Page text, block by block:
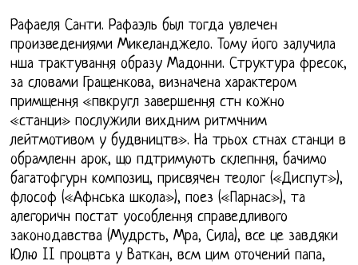
Рафаеля Санти. Рафаэль был тогда увлечен
произведениями Микеланджело. Тому його залучила
нша трактування образу Мадонни. Структура фресок,
за словами Гращенкова, визначена характером
примщення «пвкругл завершення стн кожно
«станци» послужили вихдним ритмчним
лейтмотивом у будвництв». На трьох стнах станци в
обрамленн арок, що пдтримують склепння, бачимо
багатофгурн композиц, присвячен теолог («Диспут»),
флософ («Афнська школа»), поез («Парнас»), та
алегоричн постат уособлення справедливого
законодавства (Мудрсть, Мра, Сила), все це завдяки
Юлю II процвта у Ваткан, всм цим оточений папа,